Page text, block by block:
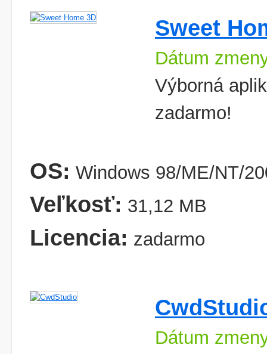
Sweet
Dátum
Výborná
zadarmo!
OS: Windows 98/ME/NT/
Veľkosť: 31,12 MB
Licencia: zadarmo
Dátum